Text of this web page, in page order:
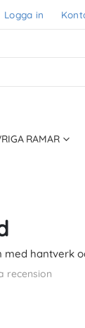
Logga in
RAMAR
hantverk
recension